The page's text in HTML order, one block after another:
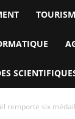
remporte six